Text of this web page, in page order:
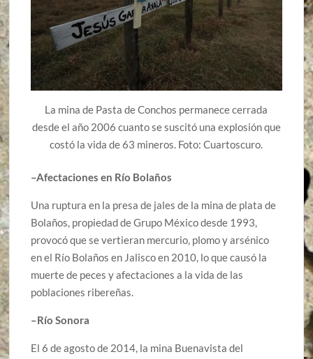
La mina de Pasta de Conchos permanece cerrada
desde el año 2006 cuanto se suscitó una explosión que
costó la vida de 63 mineros. Foto: Cuartoscuro.
–Afectaciones en Río Bolaños
Una ruptura en la presa de jales de la mina de plata de
Bolaños, propiedad de Grupo México desde 1993,
provocó que se vertieran mercurio, plomo y arsénico
en el Río Bolaños en Jalisco en 2010, lo que causó la
muerte de peces y afectaciones a la vida de las
poblaciones ribereñas.
–Río Sonora
El 6 de agosto de 2014, la mina Buenavista del